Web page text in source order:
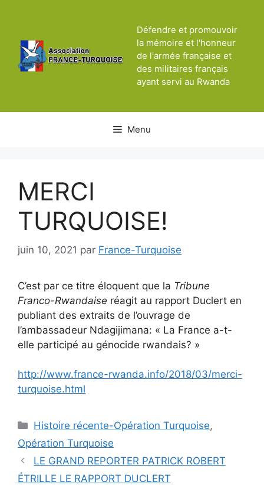
Défendre et promouvoir
la mémoire et l'honneur
de l'armée française et
des militaires français
ayant servi au Rwanda
Menu
MERCI
TURQUOISE!
juin 10, 2021 par France-Turquoise
C’est par ce titre éloquent que la Tribune
Franco-Rwandaise réagit au rapport Duclert en
publiant des extraits de l’ouvrage de
l’ambassadeur Ndagijimana: « La France a-t-
elle participé au génocide rwandais? »
http://www.france-rwanda.info/2018/03/merci-
turquoise.html
Catégories
Histoire récente-Opération Turquoise,
Opération Turquoise
LE GRAND REPORTER PATRICK ROBERT
ÉTRILLE LE RAPPORT DUCLERT